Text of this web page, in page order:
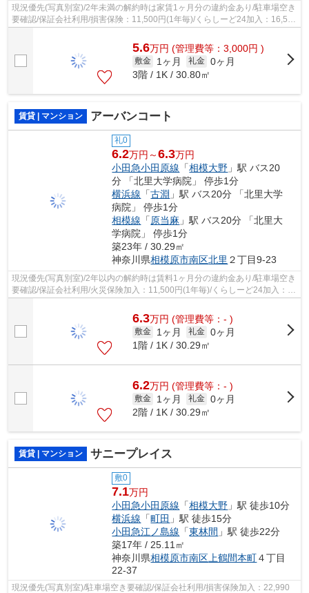
現況優先(写真別室)/2年未満の解約時は家賃1ヶ月分の違約金あり/駐車場空き
要確認/保証会社利用/損害保険：11,500円(1年毎)/くらしーど24加入：16,500
5.6万円 (管理費等：3,000円 )
敷金 1ヶ月 礼金 0ヶ月
3階 / 1K / 30.80㎡
賃貸 | マンション アーバンコート
礼0
6.2万円～6.3万円
小田急小田原線 「相模大野 」駅 バス20
分 「北里大学病院」 停歩1分
横浜線 「古淵 」駅 バス20分 「北里大学
病院」 停歩1分
相模線 「 原当麻 」駅 バス20分 「北里大
学病院」 停歩1分
築23年 / 30.29㎡
神奈川県相模原市南区北里 ２丁目9-23
現況優先(写真別室)/2年以内の解約時は賃料1ヶ月分の違約金あり/駐車場空き
要確認/保証会社利用/火災保険加入：11,500円(1年毎)/くらしーど24加入：
6.3万円 (管理費等：- )
敷金 1ヶ月 礼金 0ヶ月
1階 / 1K / 30.29㎡
6.2万円 (管理費等：- )
敷金 1ヶ月 礼金 0ヶ月
2階 / 1K / 30.29㎡
賃貸 | マンション サニープレイス
敷0
7.1万円
小田急小田原線 「相模大野 」駅 徒歩10分
横浜線 「町田 」駅 徒歩15分
小田急江ノ島線 「東林間 」駅 徒歩22分
築17年 / 25.11㎡
神奈川県相模原市南区 上鶴間本町４丁目
22-37
現況優先(写真別室)/駐車場空き要確認/保証会社利用/損害保険加入：22,990